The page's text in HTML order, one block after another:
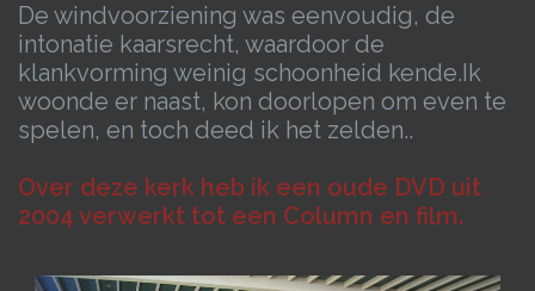
De windvoorziening was eenvoudig, de
intonatie kaarsrecht, waardoor de
klankvorming weinig schoonheid kende.Ik
woonde er naast, kon doorlopen om even te
spelen, en toch deed ik het zelden..
Over deze kerk heb ik een oude DVD uit
2004 verwerkt tot een Column en film.